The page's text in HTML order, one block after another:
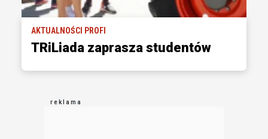
AKTUALNOŚCI PROFI
TRiLiada zaprasza studentów